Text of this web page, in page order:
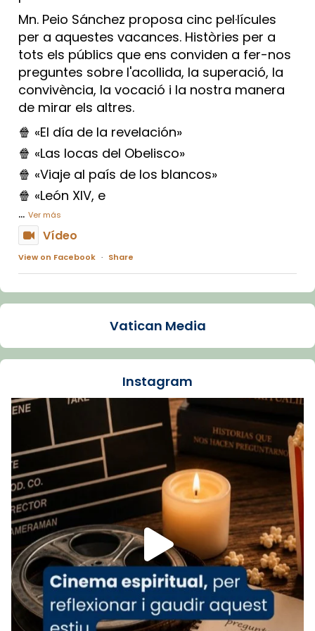
Mn. Peio Sánchez proposa cinc pel·lícules
per a aquestes vacances. Històries per a
tots els públics que ens conviden a fer-nos
preguntes sobre l'acollida, la superació, la
convivència, la vocació i la nostra manera
de mirar els altres.
🍿 «El día de la revelación»
🍿 «Las locas del Obelisco»
🍿 «Viaje al país de los blancos»
🍿 «León XIV, e
... Ver más
Vídeo
View on Facebook · Share
Arquebisbat de Barcelona
La Carmina va patir depressió. Fa gairebé
dos mesos, a l'Estadi Lluís Companys, la
Recupera l'entrevista comp
Vatican
tican News 👇
www.vaticannews.va/es/iglesia/news/2026-
07/carmina-historia-depresion-papa-viaje-
espana-testimoni...
Foto
View on Facebook · Share
Arquebisbat de Barcelona
1 week ago
«Avui les santes Juliana i Semproniana ens
Vatican Media
Instagram